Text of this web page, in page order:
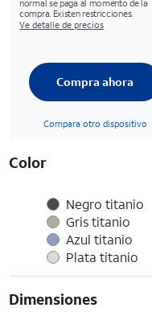
normal se paga al momento de la
compra. Existen restricciones.
Ve detalle de precios
Compra ahora
Compara otro dispositivo
Color
Negro titanio
Gris titanio
Azul titanio
Plata titanio
Dimensiones